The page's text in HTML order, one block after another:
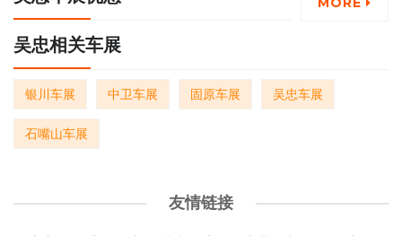
吴忠相关车展
银川车展 中卫车展 固原车展 吴忠车展
石嘴山车展
友情链接